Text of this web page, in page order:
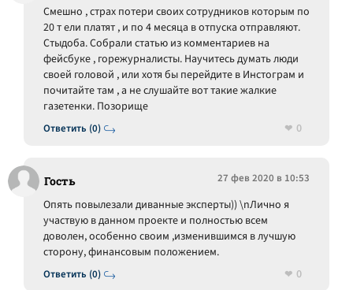
Ответить (0)
Смешно , страх потери своих сотрудников которым по
20 т ели платят , и по 4 месяца в отпуска отправляют.
Стыдоба. Собрали статью из комментариев на
фейсбуке , горежурналисты. Научитесь думать люди
своей головой , или хотя бы перейдите в Инстограм и
почитайте там , а не слушайте вот такие жалкие
газетенки. Позорище
0
Гость 27 фев 2020 в 10:53
Ответить (0)
Опять повылезали диванные эксперты)) \nЛично я
участвую в данном проекте и полностью всем
доволен, особенно своим ,изменившимся в лучшую
сторону, финансовым положением.
0